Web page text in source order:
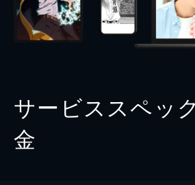
サービススペッ
金